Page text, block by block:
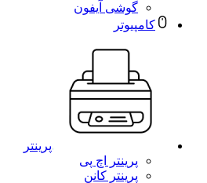
گوشی آیفون
کامپیوتر
پرینتر
پرینتر اچ پی
پرینتر کانن